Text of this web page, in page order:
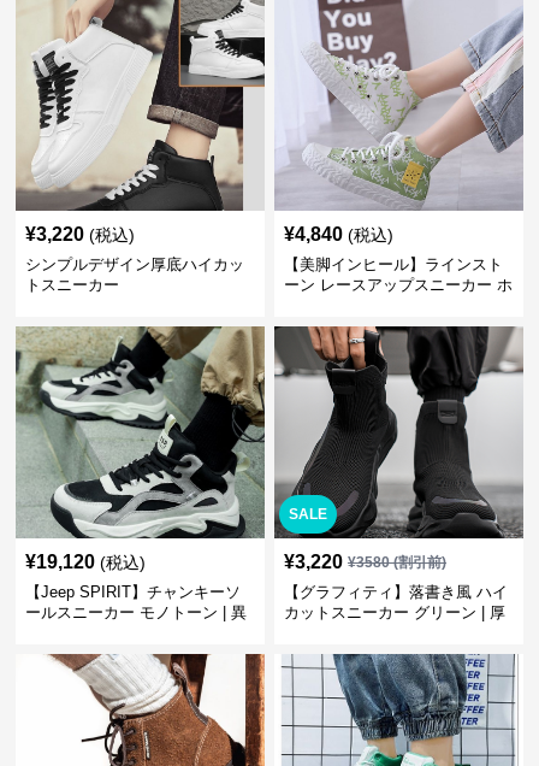
¥3,220 (税込)
シンプルデザイン厚底ハイカッ
トスニーカー
¥4,840 (税込)
【美脚インヒール】ラインスト
ーン レースアップスニーカー ホ
¥19,120 (税込)
【Jeep SPIRIT】チャンキーソ
ールスニーカー モノトーン | 異
SALE
¥3,220 ¥3580(割引前)
【グラフィティ】落書き風 ハイ
カットスニーカー グリーン | 厚